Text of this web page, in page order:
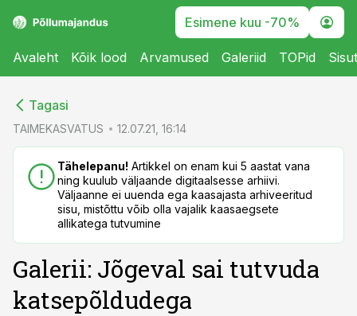
Esimene kuu -70%
Avaleht Kõik lood Arvamused Galeriid TOPid
Tagasi
TAIMEKASVATUS 12.07.21, 16:14
Tähelepanu! Artikkel on enam kui 5 aastat vana
ning kuulub väljaande digitaalsesse arhiivi.
Väljaanne ei uuenda ega kaasajasta arhiveeritud
sisu, mistõttu võib olla vajalik kaasaegsete
allikatega tutvumine
Galerii: Jõgeval sai tutvuda
katsepõldudega